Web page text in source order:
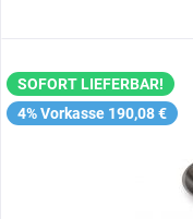
SOFORT LIEFERBAR!
4% Vorkasse 190,08 €